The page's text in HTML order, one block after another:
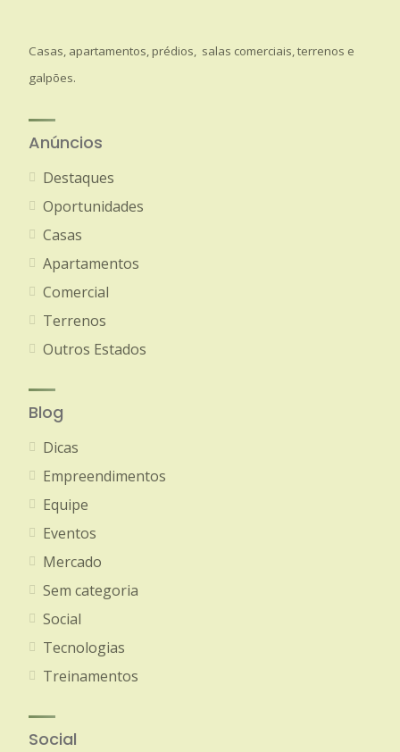
Casas, apartamentos, prédios, salas comerciais, terrenos e
galpões.
Anúncios
Destaques
Oportunidades
Casas
Apartamentos
Comercial
Terrenos
Outros Estados
Blog
Dicas
Empreendimentos
Equipe
Eventos
Mercado
Sem categoria
Social
Tecnologias
Treinamentos
Social